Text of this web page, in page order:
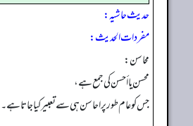
حدیث حاشیہ:
مفردات الحدیث:
محاسن:
محسن یا أحسن کی جمع ہے،
جس کو عام طور پر احاسن ہی سے تعبیر کیا جاتا ہے۔